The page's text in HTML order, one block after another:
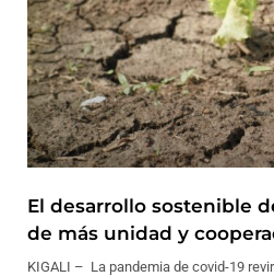
El desarrollo sostenible
de más unidad y
KIGALI – La pandemia de covid-19